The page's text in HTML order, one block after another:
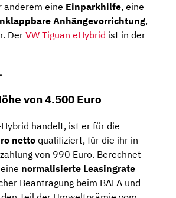
anderem eine Einparkhilfe, eine
Anhängevorrichtung,
DerVW Tiguan eHybrid ist in der
.
von 4.500 Euro
handelt, ist er für die
netto qualifiziert, für die ihr in
von 990 Euro. Berechnet
normalisierte Leasingrate
Beantragung beim BAFA und